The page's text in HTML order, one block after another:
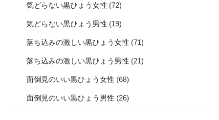
気どらない黒ひょう女性 (72)
気どらない黒ひょう男性 (19)
落ち込みの激しい黒ひょう女性 (71)
落ち込みの激しい黒ひょう男性 (21)
面倒見のいい黒ひょう女性 (68)
面倒見のいい黒ひょう男性 (26)